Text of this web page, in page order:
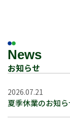
News
お知らせ
2026.07.21
夏季休業のお知ら